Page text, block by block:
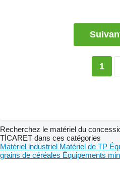
1
Recherchez le matériel du
TİCARET dans ces catégories
Matériel industriel Matériel de TP
grains de céréales Équipements